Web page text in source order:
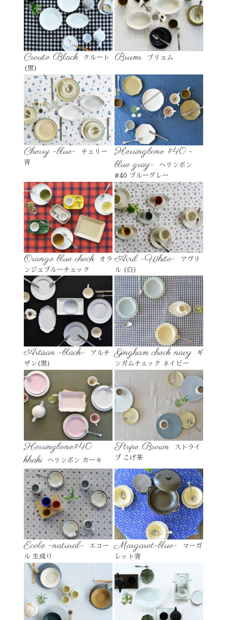
Croute Black
クルート
(黒)
Brumr ブリュム
Cherry -blue-
チェリー
青
Herringbone #40 -
blue gray-
ヘリンボン
#40 ブルーグレー
Orange blue check
オラ
ンジュブルーチェック
Avril -White-
アヴリ
ル (白)
Artisan -black-
アルチ
ザン(黒)
Gingham check navy
ギ
ンガムチェック ネイビー
Herringbone#40
khaki
ヘリンボン カーキ
Stripe Brown
ストライ
プ こげ茶
Ecole -natural-
エコー
ル 生成り
Margaret-blue-
マーガ
レット青